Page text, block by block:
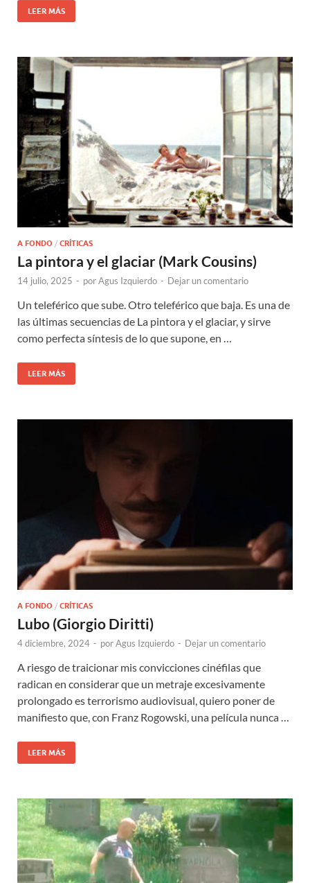
LEER MÁS
A FONDO / CRÍTICAS
La pintora y el glaciar (Mark Cousins)
14 julio, 2025 - porAgus Izquierdo - Dejar un comentario
Un teleférico que sube. Otro teleférico que baja. Es una de
las últimas secuencias de La pintora y el glaciar, y sirve
como perfecta síntesis de lo que supone, en …
LEER MÁS
A FONDO / CRÍTICAS
Lubo (Giorgio Diritti)
4 diciembre, 2024 - porAgus Izquierdo - Dejar un comentario
A riesgo de traicionar mis convicciones cinéfilas que
radican en considerar que un metraje excesivamente
prolongado es terrorismo audiovisual, quiero poner de
manifiesto que, con Franz Rogowski, una película nunca …
LEER MÁS